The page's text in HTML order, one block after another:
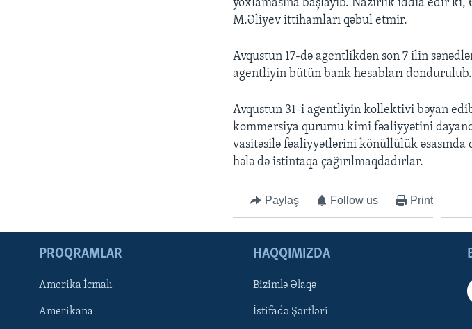
yoxlamasına başlayıb. Nazirlik iddia edir ki,
M.Əliyev ittihamları qəbul etmir.
Avqustun 17-də agentlikdən son 7 ilin
agentliyin bütün bank hesabları dondurulub.
Avqustun 31-i agentliyin kollektivi bəyan
kommersiya qurumu kimi fəaliyyətini
vasitəsilə fəaliyyətlərini könüllülük
hələ də istintaqa çağırılmaqdadırlar.
Paylaş Follow us Print
PROQRAMLAR
Amerika İcmalı
Amerikana
HAQQIMIZDA
Bizimlə Əlaqə
İstifadə Şərtləri